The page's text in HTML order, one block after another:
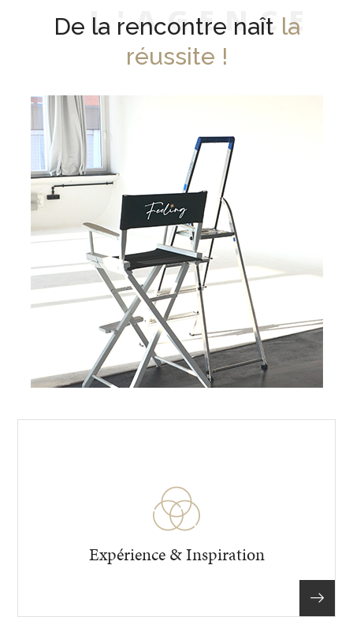
L 'AGENCE
De la rencontre naît la
réussite !
Expérience & Inspiration